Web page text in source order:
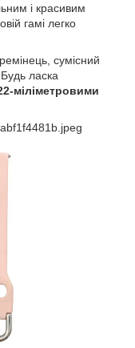
і красивим
гамі легко
сумісний
Будь ласка
міліметровими